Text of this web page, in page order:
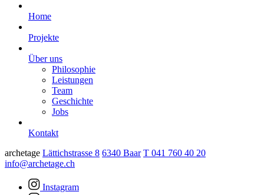
Home
Projekte
Über uns
Philosophie
Leistungen
Team
Geschichte
Jobs
Kontakt
archetage Lättichstrasse 8 6340 Baar T 041 760 40 20
info@archetage.ch
Instagram